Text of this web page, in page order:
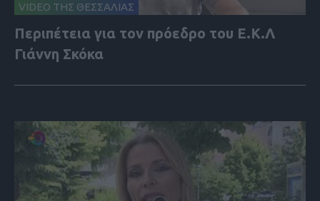
VIDEO ΤΗΣ ΘΕΣΣΑΛΙΑΣ
Περιπέτεια για τον πρόεδρο του Ε.Κ.Λ
Γιάννη Σκόκα